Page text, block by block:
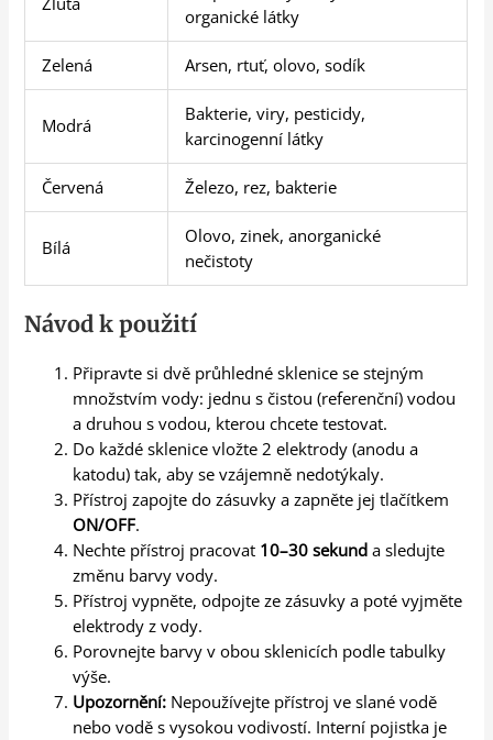
organické látky
Zelená Arsen, rtuť, olovo, sodík
Modrá
Bakterie, viry, pesticidy,
karcinogenní látky
Červená Železo, rez, bakterie
Bílá
Olovo, zinek, anorganické
nečistoty
Návod k použití
Připravte si dvě průhledné sklenice se stejným
množstvím vody: jednu s čistou (referenční) vodou
a druhou s vodou, kterou chcete testovat.
Do každé sklenice vložte 2 elektrody (anodu a
katodu) tak, aby se vzájemně nedotýkaly.
Přístroj zapojte do zásuvky a zapněte jej tlačítkem
ON/OFF.
Nechte přístroj pracovat 10–30 sekund a sledujte
změnu barvy vody.
Přístroj vypněte, odpojte ze zásuvky a poté vyjměte
elektrody z vody.
Porovnejte barvy v obou sklenicích podle tabulky
výše.
Upozornění: Nepoužívejte přístroj ve slané vodě
nebo vodě s vysokou vodivostí. Interní pojistka je